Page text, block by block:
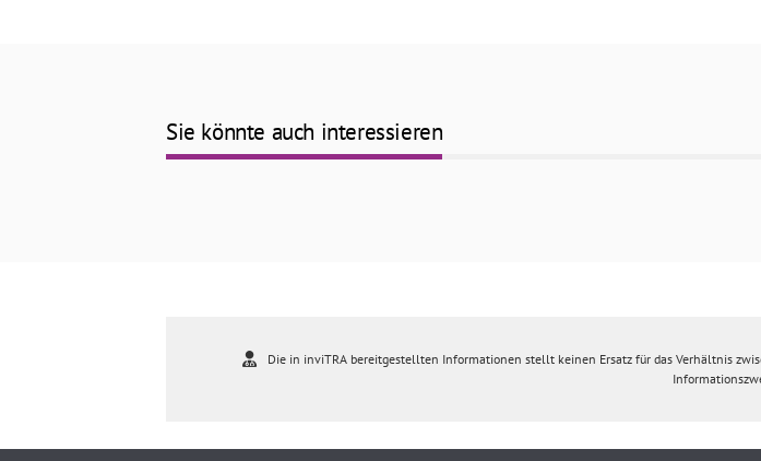
Sie könnte auch interessieren
Die in inviTRA bereitgestellten Informationen stellt keinen Ersatz für das Verhältnis